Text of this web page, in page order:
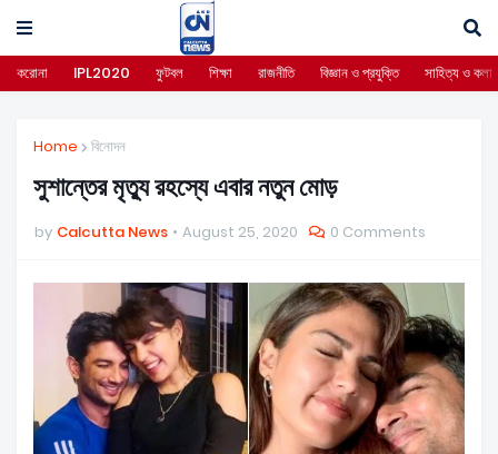
করোনা IPL2020 ফুটবল শিক্ষা রাজনীতি বিজ্ঞান ও প্রযুক্তি সাহিত্য ও কলা
Home বিনোদন
সুশান্তের মৃত্যু রহস্যে এবার নতুন মোড়
by Calcutta News August 25, 2020 0 Comments